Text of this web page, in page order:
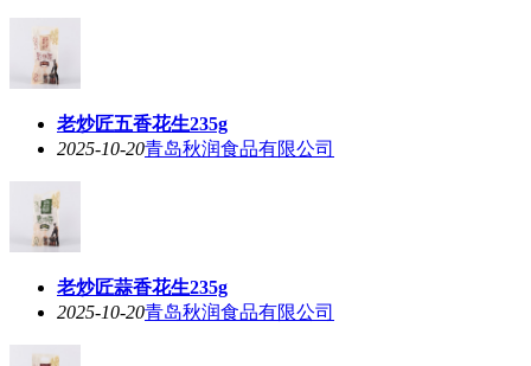
老炒匠五香花生235g
2025-10-20青岛秋润食品有限公司
老炒匠蒜香花生235g
2025-10-20青岛秋润食品有限公司